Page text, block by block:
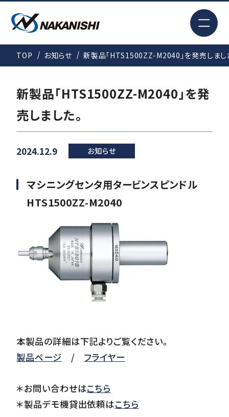
検索 EN
TOP
はじめての方へ
製品情報
事例紹介
ダウンロード
会社情報
TOP お知らせ 新製品「HTS1500ZZ-M2040」を発売しまし
新製品「HTS1500ZZ-M2040」を発
売しました。
2024.12.9 お知らせ
マシニングセンタ用タービンスピンドル
HTS1500ZZ-M2040
本製品の詳細は下記よりご覧ください。
製品ページ / フライヤー
＊お問い合わせはこちら
＊製品デモ機貸出依頼はこちら